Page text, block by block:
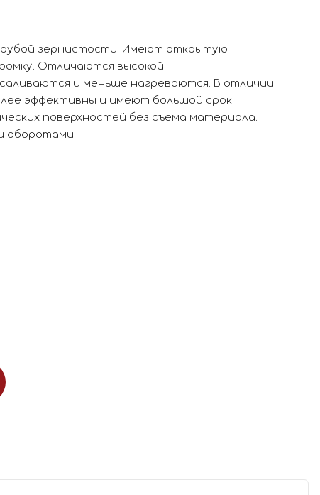
зернистости. Имеют открытую
Отличаются высокой
и меньше нагреваются. В отличии
эффективны и имеют большой срок
поверхностей без съема материала.
оборотами.